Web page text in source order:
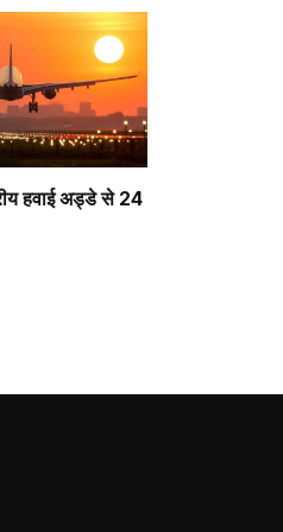
हवाई अड्डे से 24